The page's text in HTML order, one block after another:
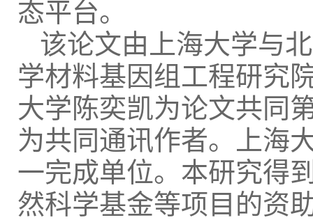
态平台。
该论文由上海大学与
学材料基因组工程研究
大学陈奕凯为论文共同
为共同通讯作者。上海
一完成单位。本研究得
然科学基金等项目的资